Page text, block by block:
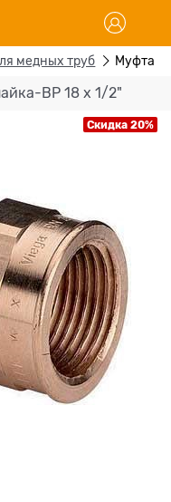
медных труб Муфта
ВР 18 х 1/2"
Скидка 20%